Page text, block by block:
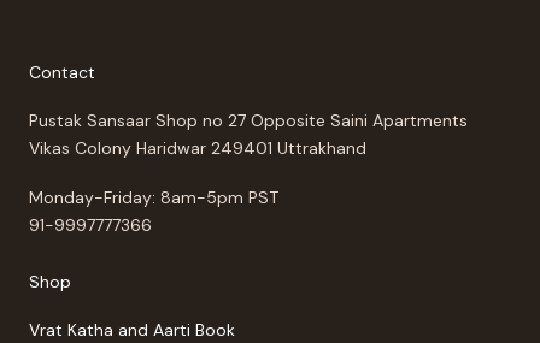
Contact
Pustak Sansaar Shop no 27 Opposite Saini Apartments
Vikas Colony Haridwar 249401 Uttrakhand
Monday-Friday: 8am-5pm PST
91-9997777366
Shop
Vrat Katha and Aarti Book